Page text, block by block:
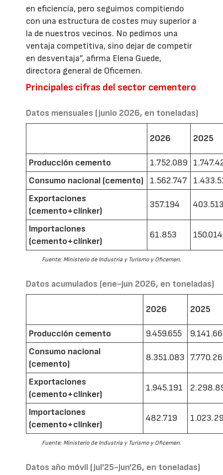
en eficiencia, pero seguimos compitiendo
con una estructura de costes muy superior a
la de nuestros vecinos. No pedimos una
ventaja competitiva, sino dejar de competir
en desventaja”, afirma Elena Guede,
directora general de Oficemen.
Principales cifras del sector cementero
Datos mensuales (junio 2026, en toneladas)
2026 2025
Producción cemento 1.752.089
Consumo nacional (cemento)
1.562.747
Exportaciones
(cemento+clínker)
357.194
Importaciones
(cemento+clínker)
61.853 150.014
Fuente: Ministerio de Industria y Turismo y Oficemen.
Datos acumulados (ene-jun 2026, en toneladas)
2026 2025
Producción cemento 9.459.655
Consumo nacional
(cemento)
8.351.083
Exportaciones
(cemento+clínker)
1.945.191
Importaciones
(cemento+clínker)
482.719
Fuente: Ministerio de Industria y Turismo y Oficemen.
Datos año móvil (jul'25-jun'26, en toneladas)